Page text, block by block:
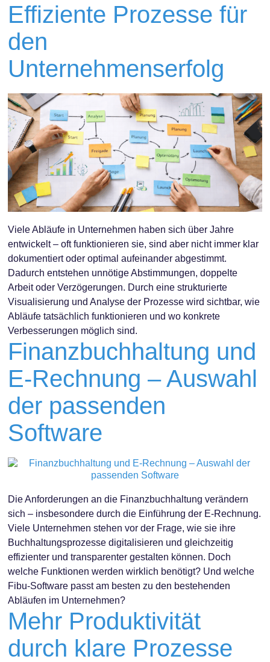
Effiziente Prozesse für
den
Unternehmenserfolg
Viele Abläufe in Unternehmen haben sich über Jahre
entwickelt – oft funktionieren sie, sind aber nicht immer klar
dokumentiert oder optimal aufeinander abgestimmt.
Dadurch entstehen unnötige Abstimmungen, doppelte
Arbeit oder Verzögerungen. Durch eine strukturierte
Visualisierung und Analyse der Prozesse wird sichtbar, wie
Abläufe tatsächlich funktionieren und wo konkrete
Verbesserungen möglich sind.
Finanzbuchhaltung und
E-Rechnung – Auswahl
der passenden
Software
Die Anforderungen an die Finanzbuchhaltung verändern
sich – insbesondere durch die Einführung der E-Rechnung.
Viele Unternehmen stehen vor der Frage, wie sie ihre
Buchhaltungsprozesse digitalisieren und gleichzeitig
effizienter und transparenter gestalten können. Doch
welche Funktionen werden wirklich benötigt? Und welche
Fibu-Software passt am besten zu den bestehenden
Abläufen im Unternehmen?
Mehr Produktivität
durch klare Prozesse